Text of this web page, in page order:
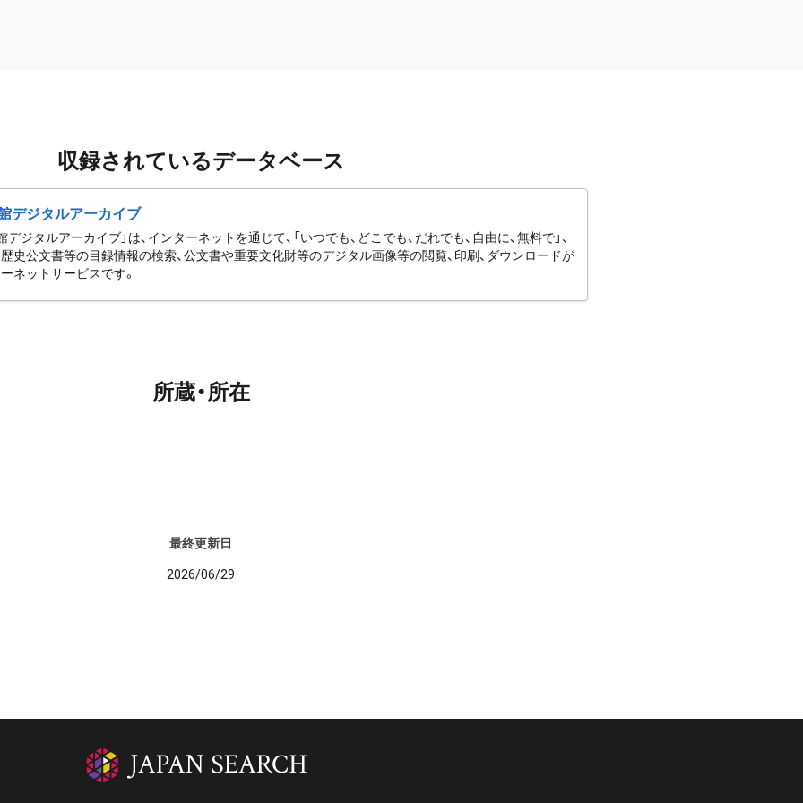
収録されているデータベース
デジタルアーカイブ
デジタルアーカイブ」は、インターネットを通じて、「いつでも、どこでも、だれでも、自由に、無料で」、
史公文書等の目録情報の検索、公文書や重要文化財等のデジタル画像等の閲覧、印刷、ダウンロードが
ネットサービスです。
所蔵・所在
最終更新日
2026/06/29